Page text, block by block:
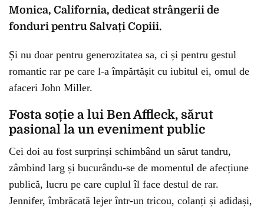
Monica, California, dedicat strângerii de
fonduri pentru Salvați Copiii.
Și nu doar pentru generozitatea sa, ci și pentru gestul
romantic rar pe care l-a împărtășit cu iubitul ei, omul de
afaceri John Miller.
Fosta soție a lui Ben Affleck, sărut
pasional la un eveniment public
Cei doi au fost surprinși schimbând un sărut tandru,
zâmbind larg și bucurându-se de momentul de afecțiune
publică, lucru pe care cuplul îl face destul de rar.
Jennifer, îmbrăcată lejer într-un tricou, colanți și adidași,